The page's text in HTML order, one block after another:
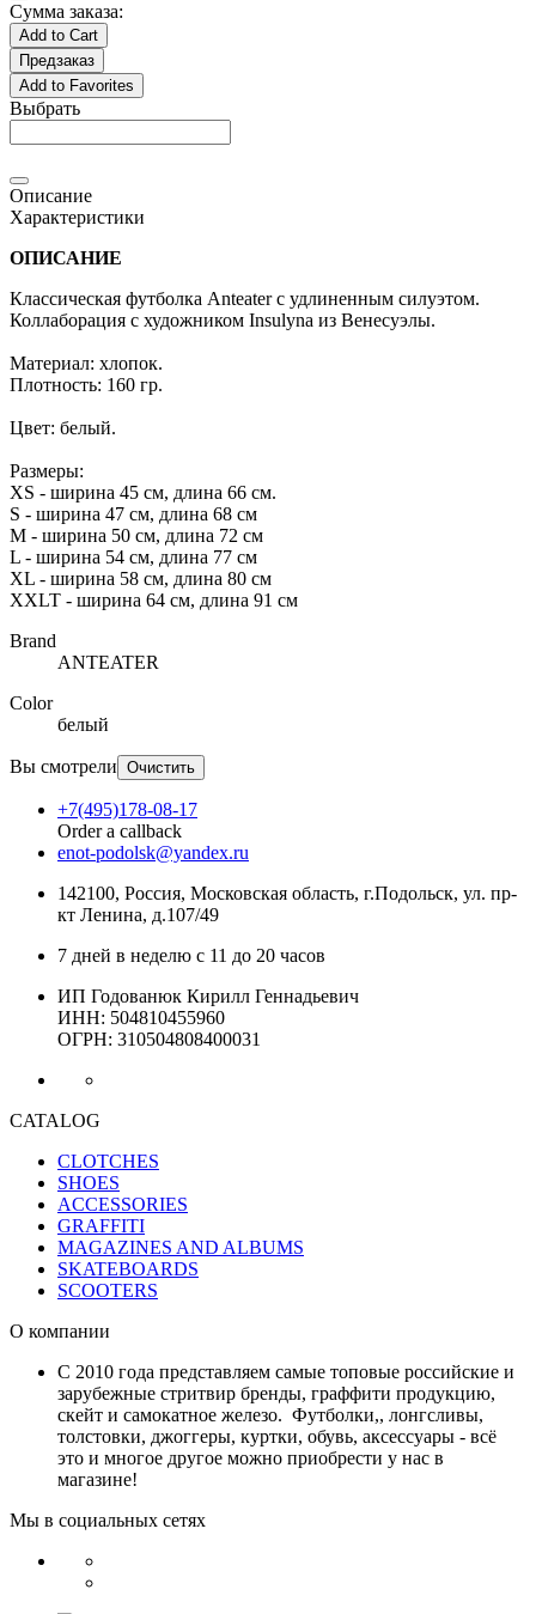
Сумма заказа:
Add to Cart
Предзаказ
Add to Favorites
Выбрать
Описание
Характеристики
ОПИСАНИЕ
Классическая футболка Anteater с удлиненным силуэтом.
Коллаборация с художником Insulyna из Венесуэлы.
Материал: хлопок.
Плотность: 160 гр.
Цвет: белый.
Размеры:
XS - ширина 45 см, длина 66 см.
S - ширина 47 см, длина 68 см
M - ширина 50 см, длина 72 см
L - ширина 54 см, длина 77 см
XL - ширина 58 см, длина 80 см
XXLT - ширина 64 см, длина 91 см
Brand
ANTEATER
Color
белый
Вы смотрели Очистить
+7(495)178-08-17
Order a callback
enot-podolsk@yandex.ru
142100, Россия, Московская область, г.Подольск, ул. пр-
кт Ленина, д.107/49
7 дней в неделю с 11 до 20 часов
ИП Годованюк Кирилл Геннадьевич
ИНН: 504810455960
ОГРН: 310504808400031
CATALOG
CLOTCHES
SHOES
ACCESSORIES
GRAFFITI
MAGAZINES AND ALBUMS
SKATEBOARDS
SCOOTERS
О компании
С 2010 года представляем самые топовые российские и
зарубежные стритвир бренды, граффити продукцию,
скейт и самокатное железо. Футболки,, лонгсливы,
толстовки, джоггеры, куртки, обувь, аксессуары - всё
это и многое другое можно приобрести у нас в
магазине!
Мы в социальных сетях